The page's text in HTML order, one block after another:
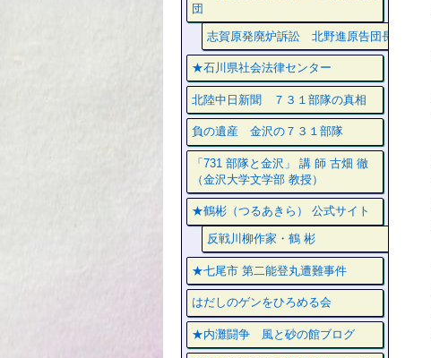
団
志賀原発廃炉訴訟 北野進原告団長
★石川県社会法律センター
北陸中日新聞 ７３１部隊の真相
負の遺産 金沢の７３１部隊
「731 部隊と金沢」 講 師 古畑 徹
（金沢大学文学部 教授）
★鶴彬（つるあきら） 公式サイト
反戦川柳作家・鶴 彬
★七尾市 第二能登丸遭難事件
はだしのゲンをひろめる会
★内灘闘争 風と砂の館ブログ